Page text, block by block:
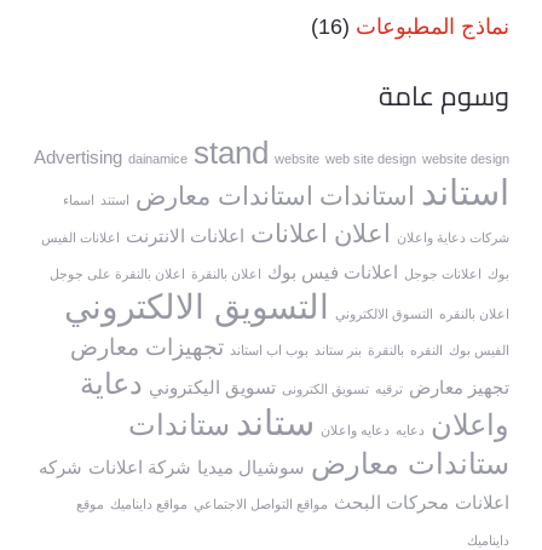
نماذج المطبوعات (16)
وسوم عامة
Advertising dainamice stand website web site design website design
استاند استاندات استاندات معارض استند اسماء
شركات دعاية واعلان اعلان اعلانات اعلانات الانترنت اعلانات الفيس
بوك اعلانات جوجل اعلانات فيس بوك اعلان بالنقرة اعلان بالنقرة على جوجل
اعلان بالنقره التسوق الالكتروني التسويق الالكتروني
الفيس بوك النقره بالنقرة بنر ستاند بوب اب استاند تجهيزات معارض
تجهيز معارض ترقيه تسويق الكترونى تسويق اليكتروني دعاية
واعلان دعايه دعايه واعلان ستاند ستاندات
ستاندات معارض سوشيال ميديا شركة اعلانات شركه
اعلانات محركات البحث مواقع التواصل الاجتماعي مواقع دايناميك موقع
دايناميك